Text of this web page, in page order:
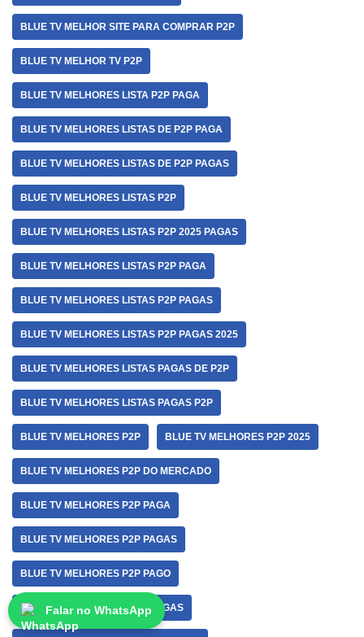
BLUE TV MELHOR SITE PARA COMPRAR P2P
BLUE TV MELHOR TV P2P
BLUE TV MELHORES LISTA P2P PAGA
BLUE TV MELHORES LISTAS DE P2P PAGA
BLUE TV MELHORES LISTAS DE P2P PAGAS
BLUE TV MELHORES LISTAS P2P
BLUE TV MELHORES LISTAS P2P 2025 PAGAS
BLUE TV MELHORES LISTAS P2P PAGA
BLUE TV MELHORES LISTAS P2P PAGAS
BLUE TV MELHORES LISTAS P2P PAGAS 2025
BLUE TV MELHORES LISTAS PAGAS DE P2P
BLUE TV MELHORES LISTAS PAGAS P2P
BLUE TV MELHORES P2P BLUE TV MELHORES P2P 2025
BLUE TV MELHORES P2P DO MERCADO
BLUE TV MELHORES P2P PAGA
BLUE TV MELHORES P2P PAGAS
BLUE TV MELHORES P2P PAGO
BLUE TV MELHORES P2PS PAGAS
Falar no WhatsApp